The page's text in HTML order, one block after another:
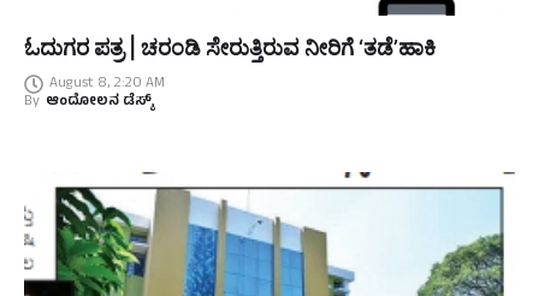
ಓದುಗರ ಪತ್ರ | ಚರಂಡಿ ಸೇರುತ್ತಿರುವ ನೀರಿಗೆ ‘ತಡೆ’ಹಾಕಿ
August 8, 2:20 AM
By ಆಂದೋಲನ ಡೆಸ್ಕ್